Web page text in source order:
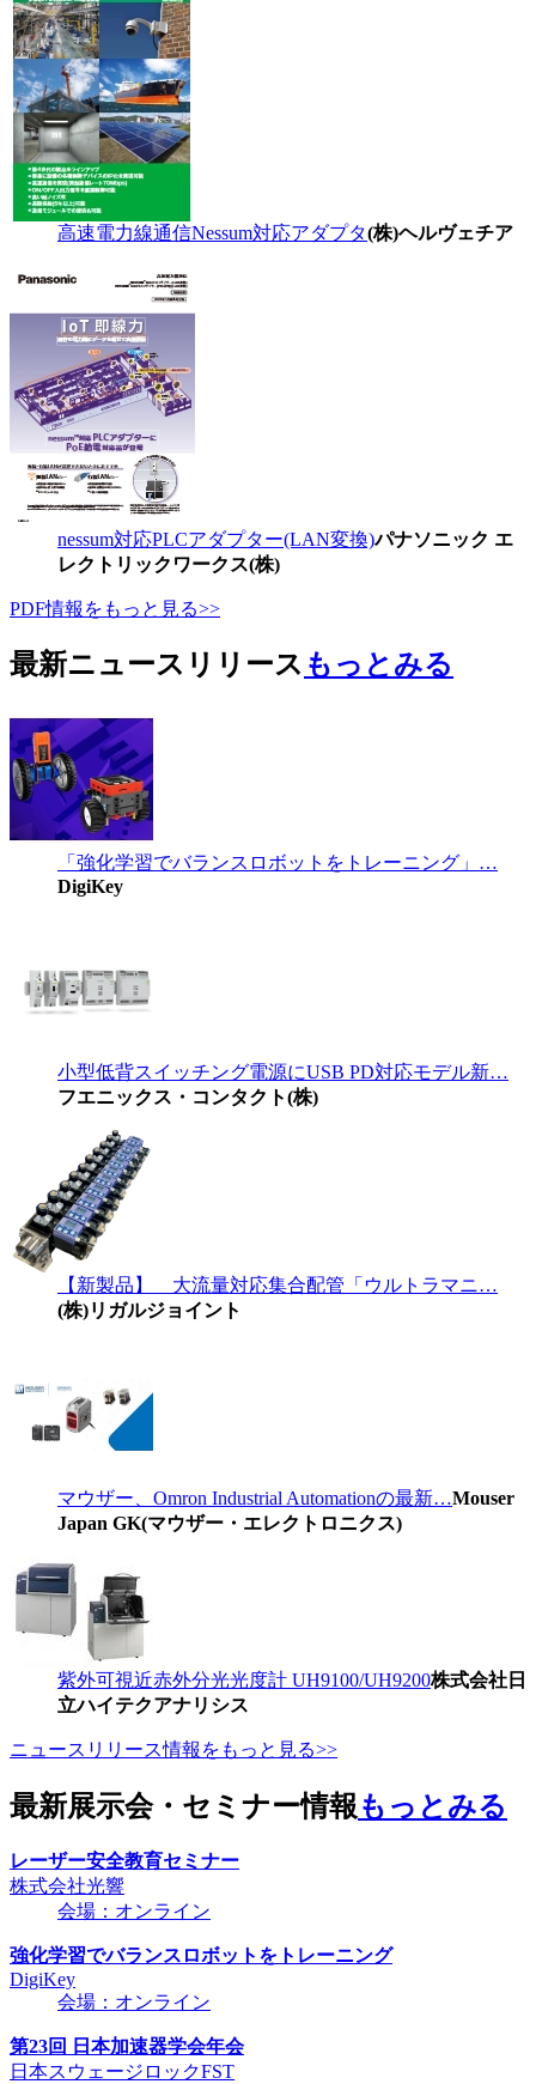
高速電力線通信Nessum対応アダプタ(株)ヘルヴェチア
nessum対応PLCアダプター(LAN変換)パナソニック エ
レクトリックワークス(株)
PDF情報をもっと見る>>
最新ニュースリリース もっとみる
「強化学習でバランスロボットをトレーニング」…
DigiKey
小型低背スイッチング電源にUSB PD対応モデル新…
フエニックス・コンタクト(株)
【新製品】 大流量対応集合配管「ウルトラマニ…
(株)リガルジョイント
マウザー、Omron Industrial Automationの最新…Mouser
Japan GK(マウザー・エレクトロニクス)
紫外可視近赤外分光光度計 UH9100/UH9200株式会社日
立ハイテクアナリシス
ニュースリリース情報をもっと見る>>
最新展示会・セミナー情報もっとみる
レーザー安全教育セミナー
株式会社光響
会場：オンライン
強化学習でバランスロボットをトレーニング
DigiKey
会場：オンライン
第23回 日本加速器学会年会
日本スウェージロックFST